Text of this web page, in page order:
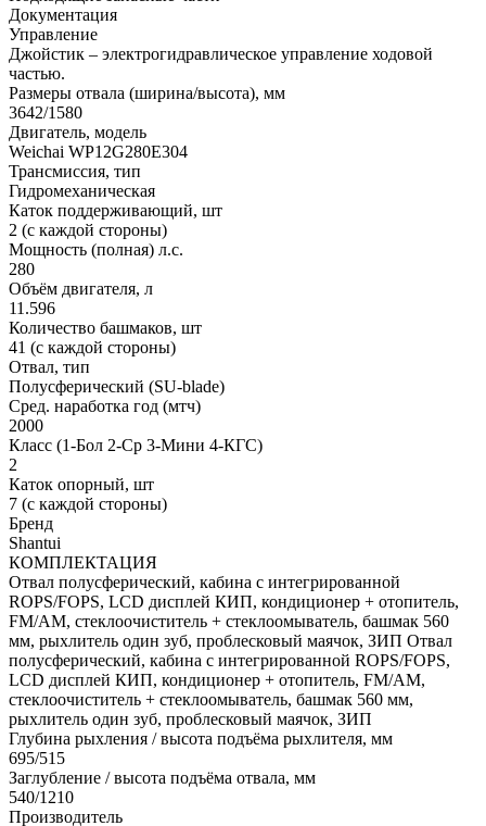
Документация
Управление
Джойстик – электрогидравлическое управление ходовой
частью.
Размеры отвала (ширина/высота), мм
3642/1580
Двигатель, модель
Weichai WP12G280E304
Трансмиссия, тип
Гидромеханическая
Каток поддерживающий, шт
2 (с каждой стороны)
Мощность (полная) л.с.
280
Объём двигателя, л
11.596
Количество башмаков, шт
41 (с каждой стороны)
Отвал, тип
Полусферический (SU-blade)
Сред. наработка год (мтч)
2000
Класс (1-Бол 2-Ср 3-Мини 4-КГС)
2
Каток опорный, шт
7 (с каждой стороны)
Бренд
Shantui
КОМПЛЕКТАЦИЯ
Отвал полусферический, кабина с интегрированной
ROPS/FOPS, LCD дисплей КИП, кондиционер + отопитель,
FM/AM, стеклоочиститель + стеклоомыватель, башмак 560
мм, рыхлитель один зуб, проблесковый маячок, ЗИП Отвал
полусферический, кабина с интегрированной ROPS/FOPS,
LCD дисплей КИП, кондиционер + отопитель, FM/AM,
стеклоочиститель + стеклоомыватель, башмак 560 мм,
рыхлитель один зуб, проблесковый маячок, ЗИП
Глубина рыхления / высота подъёма рыхлителя, мм
695/515
Заглубление / высота подъёма отвала, мм
540/1210
Производитель